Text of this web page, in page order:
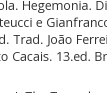
Hegemonia.
e
Trad. João
Cacais. 13.ed.